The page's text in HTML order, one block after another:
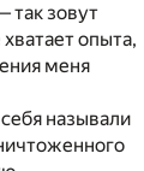
так зовут
опыта,
меня
называли